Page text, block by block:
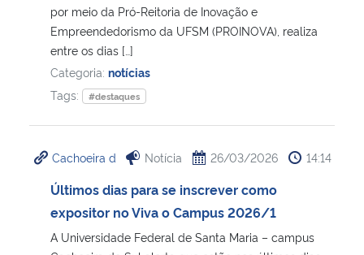
por meio da Pró-Reitoria de Inovação e
Empreendedorismo da UFSM (PROINOVA), realiza
entre os dias […]
Categoria: notícias
Tags:
#destaques
Cachoeira d Notícia 26/03/2026 14:14
Últimos dias para se inscrever como
expositor no Viva o Campus 2026/1
A Universidade Federal de Santa Maria – campus